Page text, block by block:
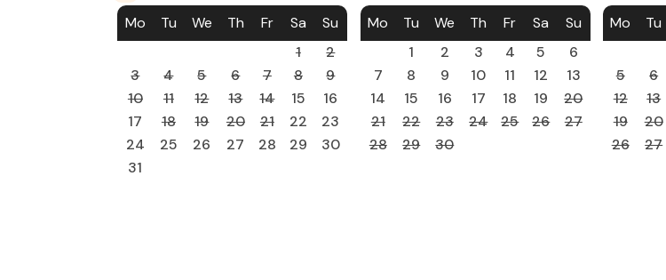
Mo
Tu We Th Fr Sa
Su
1
2
3
4 5 6 7 8
9
10
11 12 13 14 15
16
17
18 19 20 21 22
23
24
25 26 27 28 29
30
31
Mo
Tu We Th Fr Sa
Su
1
2 3 4 5
6
7
8 9 10 11 12
13
14
15 16 17 18 19
20
21
22 23 24 25 26
27
28
29 30
Mo
Tu
5
6
12
13
19
20
26
27